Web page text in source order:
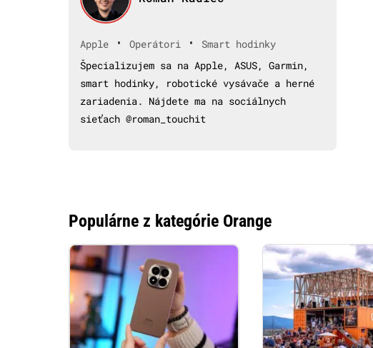
Apple • Operátori •
Smart hodinky
Špecializujem sa na Apple, ASUS, Garmin,
smart hodinky, robotické vysávače a herné
zariadenia. Nájdete ma na sociálnych
sieťach @roman_touchit
Populárne z kategórie Orange